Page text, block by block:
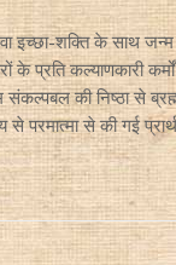
इच्छा-शक्ति के साथ
प्रति कल्याणकारी
की निष्ठा से
से परमात्मा से की गई